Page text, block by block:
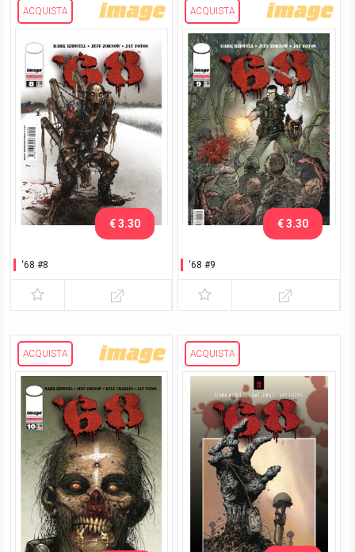
ACQUISTA
‘68 #8
€ 3.30
ACQUISTA
‘68 #9
€ 3.30
ACQUISTA ACQUISTA